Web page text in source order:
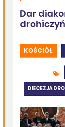
Pielgrzymują
Stanisławy
05.08.2026